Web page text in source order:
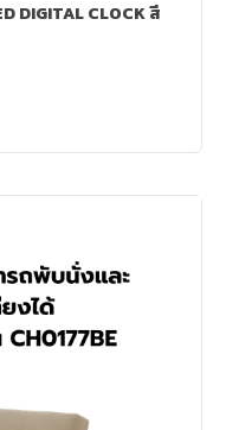
DIGITAL CLOCK สี